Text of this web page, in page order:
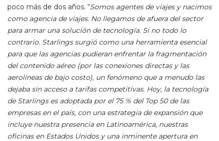
poco más de dos años. “Somos agentes de viajes y nacimos
como agencia de viajes. No llegamos de afuera del sector
para armar una solución de tecnología. Si no todo lo
contrario. Starlings surgió como una herramienta esencial
para que las agencias pudieran enfrentar la fragmentación
del contenido aéreo (por las conexiones directas y las
aerolíneas de bajo costo), un fenómeno que a menudo las
dejaba sin acceso a tarifas competitivas. Hoy, la tecnología
de Starlings es adoptada por el 75 % del Top 50 de las
empresas en el país, con una estrategia de expansión que
incluye nuestra presencia en Latinoamérica, nuestras
oficinas en Estados Unidos y una inminente apertura en